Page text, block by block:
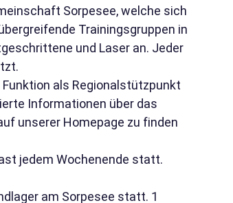
Sorpesee, welche sich
Trainingsgruppen in
und Laser an. Jeder
als Regionalstützpunkt
Informationen über das
unserer Homepage zu finden
jedem Wochenende statt.
am Sorpesee statt. 1